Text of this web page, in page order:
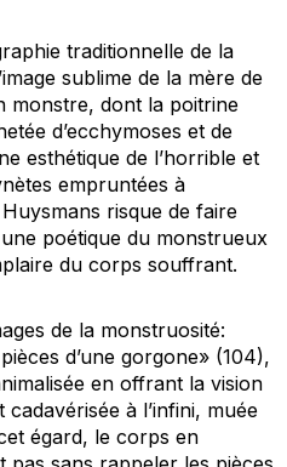
traditionnelle de la
sublime de la mère de
monstre, dont la poitrine
d’ecchymoses et de
esthétique de l’horrible et
empruntées à
risque de faire
poétique du monstrueux
du corps souffrant.
de la monstruosité:
d’une gorgone» (104),
en offrant la vision
à l’infini, muée
égard, le corps en